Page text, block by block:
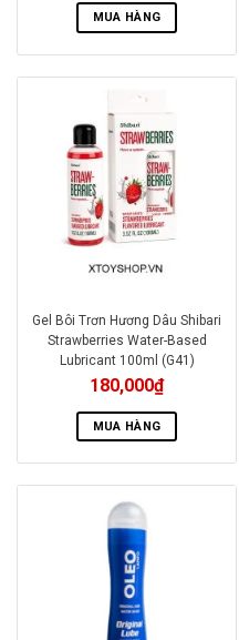
MUA HÀNG
Gel Bôi Trơn Hương Dâu Shibari
Strawberries Water-Based
Lubricant 100ml (G41)
180,000₫
MUA HÀNG